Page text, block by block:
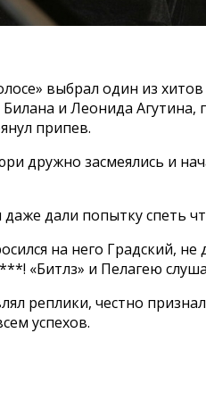
выбрал один из
и Леонида
припев.
засмеялись и
дали попытку спеть
на него Градский,
«Битлз» и Пелагею
реплики, честно
успехов.